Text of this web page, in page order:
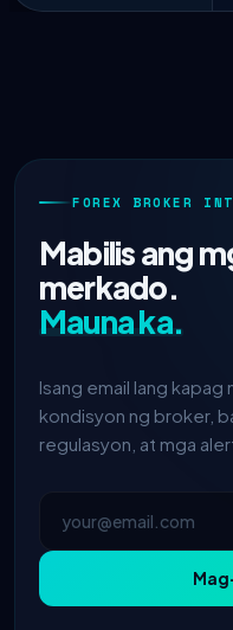
FOREX BROKER
Mabilis ang
merkado.
Mauna ka.
Isang email lang
kondisyon ng broker,
regulasyon, at mga